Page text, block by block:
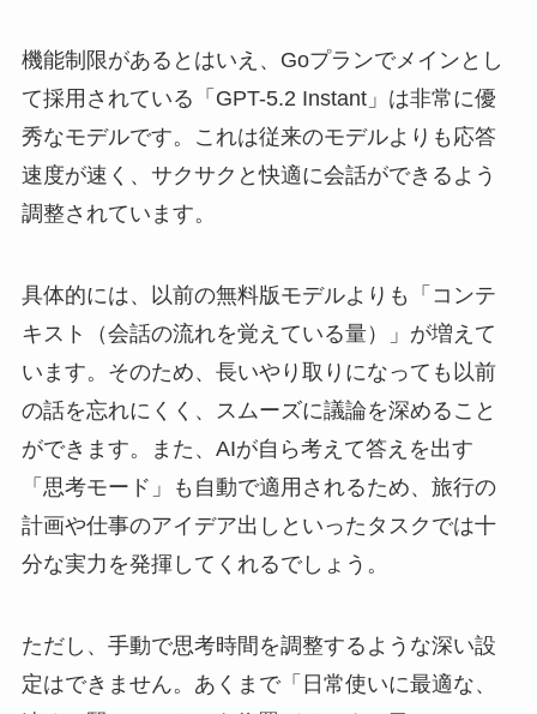
機能制限があるとはいえ、Goプランでメインとし
て採用されている「GPT-5.2 Instant」は非常に優
秀なモデルです。これは従来のモデルよりも応答
速度が速く、サクサクと快適に会話ができるよう
調整されています。
具体的には、以前の無料版モデルよりも「コンテ
キスト（会話の流れを覚えている量）」が増えて
います。そのため、長いやり取りになっても以前
の話を忘れにくく、スムーズに議論を深めること
ができます。また、AIが自ら考えて答えを出す
「思考モード」も自動で適用されるため、旅行の
計画や仕事のアイデア出しといったタスクでは十
分な実力を発揮してくれるでしょう。
ただし、手動で思考時間を調整するような深い設
定はできません。あくまで「日常使いに最適な、